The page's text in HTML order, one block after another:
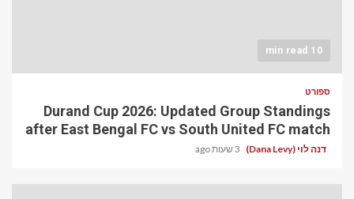
10 min read
ספורט
Durand Cup 2026: Updated Group Standings
after East Bengal FC vs South United FC match
דנה לוי (Dana Levy) 3 שעות ago